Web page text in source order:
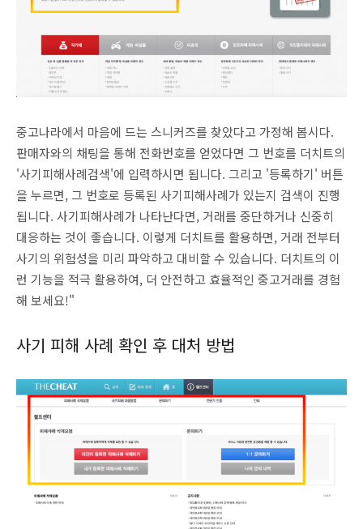
중고나라에서 마음에 드는 스니커즈를 찾았다고 가정해 봅시다.
판매자와의 채팅을 통해 전화번호를 얻었다면 그 번호를 더치트의
'사기피해사례검색'에 입력하시면 됩니다. 그리고 '등록하기' 버튼
을 누르면, 그 번호로 등록된 사기피해사례가 있는지 검색이 진행
됩니다. 사기피해사례가 나타난다면, 거래를 중단하거나 신중히
대응하는 것이 좋습니다. 이렇게 더치트를 활용하면, 거래 전부터
사기의 위험성을 미리 파악하고 대비할 수 있습니다. 더치트의 이
런 기능을 적극 활용하여, 더 안전하고 효율적인 중고거래를 경험
해 보세요!"
사기 피해 사례 확인 후 대처 방법